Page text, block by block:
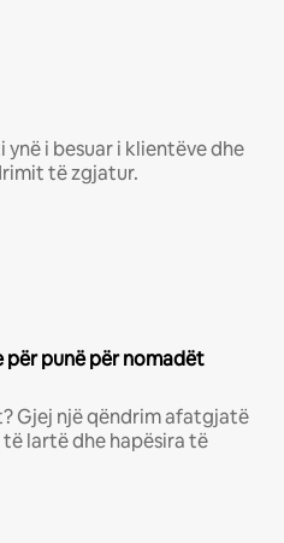
i besuar i klientëve dhe
të zgjatur.
punë për nomadët
Gjej një qëndrim afatgjatë
lartë dhe hapësira të